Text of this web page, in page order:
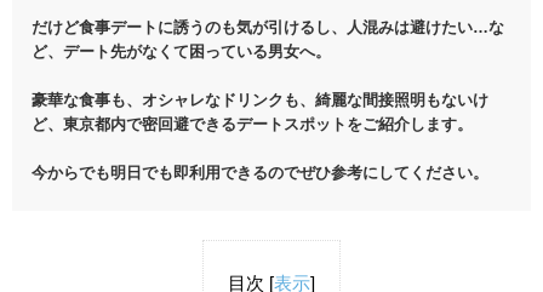
だけど食事デートに誘うのも気が引けるし、人混みは避けたい…な
ど、デート先がなくて困っている男女へ。
豪華な食事も、オシャレなドリンクも、綺麗な間接照明もないけ
ど、東京都内で密回避できるデートスポットをご紹介します。
今からでも明日でも即利用できるのでぜひ参考にしてください。
目次 [表示]